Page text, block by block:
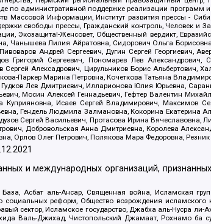
административной поддержке реализации программ и
Массовой Информации, Институт развития прессы -
свободы прессы, Гражданский контроль, Человек и
Экозащита!-Женсовет, Общественный вердикт,
Лилия Айратовна, Сидорович Ольга
Андрей Сергеевич, Дугин Сергей Георгиевич,
Сергеевич, Пономарев Лев Александрович,
Алексадрович, Цирульников Борис
Паркер Марина Петровна, Кочеткова Татьяна
Лев Дмитриевич, Илларионова Юлия Юрьевна,
Мосин Алексей Геннадьевич, Гефтер Валентин
Исаев Сергей Владимирович, Максимов
Гендель Людмила Залмановна, Кокорина Екатерина
Сергей Васильевич, Протасова Ирина Вячеславовна,
Добровольская Анна Дмитриевна, Королева
Орлов Олег Петрович, Полякова Мара Федоровна,
и международных организаций,
Асбат аль-Ансар, Священная война, Исламская
социальных реформ, Общество возрождения
сектор, Исламское государство, Джабха аль-Нусра
Валь-Джихад, Чистопольский Джамаат, Рохнамо ба